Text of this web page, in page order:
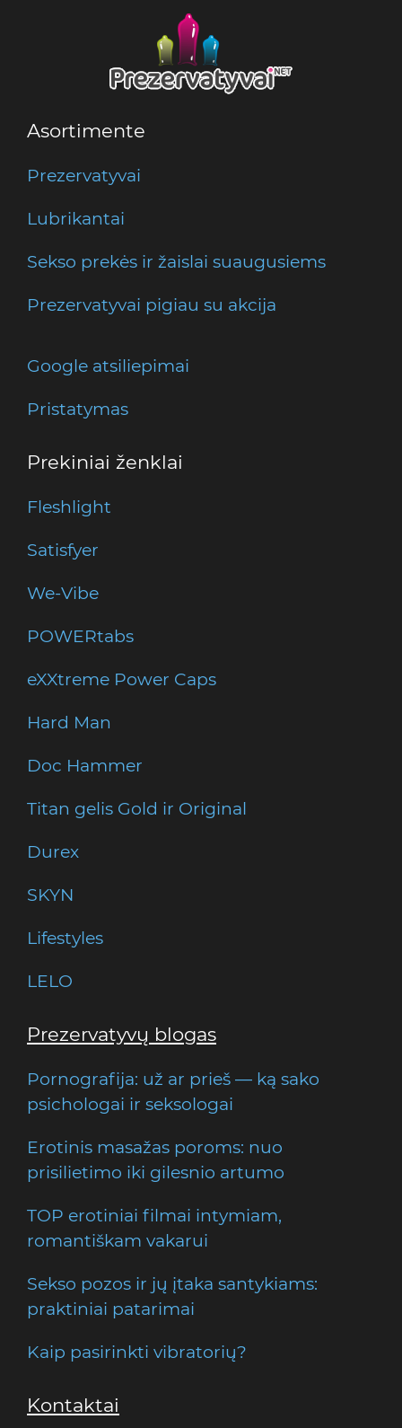
Asortimente
Prezervatyvai
Lubrikantai
Sekso prekės ir žaislai suaugusiems
Prezervatyvai pigiau su akcija
Google atsiliepimai
Pristatymas
Prekiniai ženklai
Fleshlight
Satisfyer
We-Vibe
POWERtabs
eXXtreme Power Caps
Hard Man
Doc Hammer
Titan gelis Gold ir Original
Durex
SKYN
Lifestyles
LELO
Prezervatyvų blogas
Pornografija: už ar prieš — ką sako
psichologai ir seksologai
Erotinis masažas poroms: nuo
prisilietimo iki gilesnio artumo
TOP erotiniai filmai intymiam,
romantiškam vakarui
Sekso pozos ir jų įtaka santykiams:
praktiniai patarimai
Kaip pasirinkti vibratorių?
Kontaktai